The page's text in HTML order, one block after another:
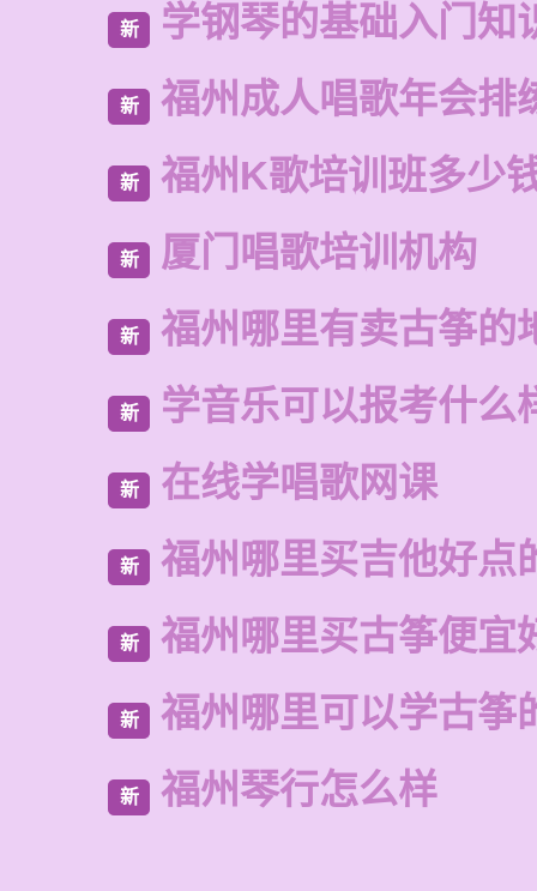
新 学钢琴的基础入门知
新 福州成人唱歌年会排
新 福州K歌培训班多少
新 厦门唱歌培训机构
新 福州哪里有卖古筝的
新 学音乐可以报考什么
新 在线学唱歌网课
新 福州哪里买吉他好点
新 福州哪里买古筝便宜
新 福州哪里可以学古筝
新 福州琴行怎么样